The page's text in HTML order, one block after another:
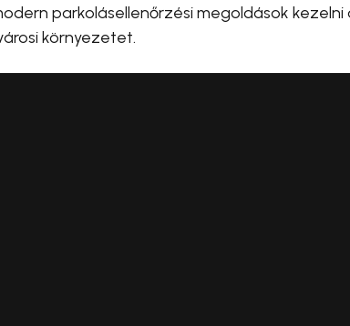
parkolásellenőrzési megoldások
környezetet.